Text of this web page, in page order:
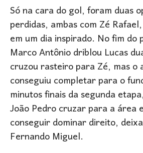
Só na cara do gol, foram duas
perdidas, ambas com Zé
em um dia inspirado. No fim
Marco Antônio driblou Lucas
cruzou rasteiro para Zé, mas
conseguiu completar para o
minutos finais da segunda
João Pedro cruzar para a área
conseguir dominar direito,
Fernando Miguel.